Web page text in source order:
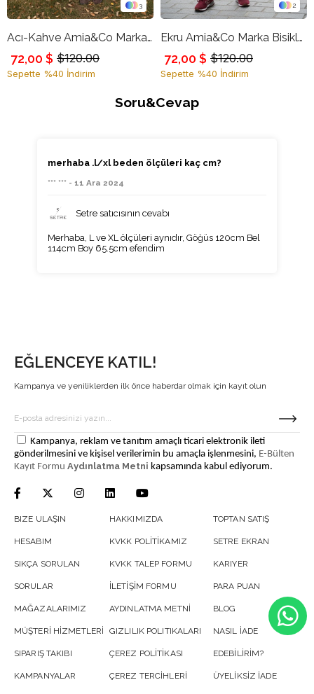
3
Acı-Kahve Amia&Co Marka Bisiklet Yaka Şardonlu Baskılı Oversize Sweatshirt
$120.00
72,00 $
Sepette %40 İndirim
2
Ekru Amia&Co Marka Bisiklet Yaka Baskılı Şardonlu Oversize Sweatshirt
$120.00
72,00 $
Sepette %40 İndirim
Soru&Cevap
merhaba .l/xl beden ölçüleri kaç cm?
*** *** - 11 Ara 2024
Setre satıcısının cevabı
Merhaba, L ve XL ölçüleri aynıdır, Göğüs 120cm Bel
114cm Boy 65.5cm efendim
EĞLENCEYE KATIL!
Kampanya ve yeniliklerden ilk önce haberdar olmak için kayıt olun
Kampanya, reklam ve tanıtım amaçlı ticari elektronik ileti
gönderilmesini ve kişisel verilerimin bu amaçla işlenmesini, E-Bülten
Kayıt Formu Aydınlatma Metni kapsamında kabul ediyorum.
BIZE ULAŞIN
HESABIM
SIKÇA SORULAN
SORULAR
MAĞAZALARIMIZ
MÜŞTERİ HİZMETLERİ
SIPARIŞ TAKIBI
KAMPANYALAR
HAKKIMIZDA
KVKK POLİTİKAMIZ
KVKK TALEP FORMU
İLETİŞİM FORMU
AYDINLATMA METNİ
GIZLILIK POLITIKALARI
ÇEREZ POLİTİKASI
ÇEREZ TERCİHLERİ
TOPTAN SATIŞ
SETRE EKRAN
KARIYER
PARA PUAN
BLOG
NASIL İADE
EDEBİLİRİM?
ÜYELİKSİZ İADE